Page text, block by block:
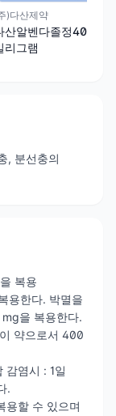
)다산제약
산알벤다졸정400
리그램
, 분선충의
복용
용한다. 박멸을
을 복용한다.
약으로서 400
감염시 : 1일
.
용할 수 있으며